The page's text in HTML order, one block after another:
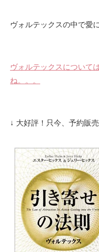
ヴォルテックスの中で愛
ヴォルテックスについて
ね。。。
↓ 大好評！只今、予約販